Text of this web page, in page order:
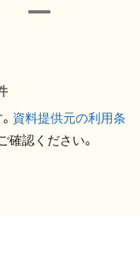
資料提供元の利用条
確認ください。